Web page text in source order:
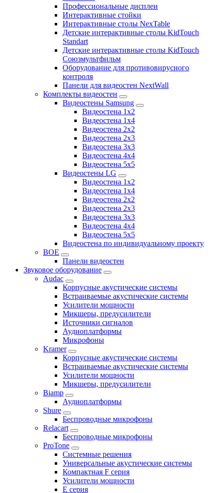
Профессиональные дисплеи
Интерактивные стойки
Интерактивные столы NexTable
Детские интерактивные столы KidTouch
Standart
Детские интерактивные столы KidTouch
Союзмультфильм
Оборудование для противовирусного
контроля
Панели для видеостен NextWall
Комплекты видеостен
Видеостены Samsung
Видеостена 1x2
Видеостена 1x4
Видеостена 2x2
Видеостена 2х3
Видеостена 3x3
Видеостена 4x4
Видеостена 5x5
Видеостены LG
Видеостена 1x2
Видеостена 1x4
Видеостена 2x2
Видеостена 2x3
Видеостена 3x3
Видеостена 4x4
Видеостена 5x5
Видеостена по индивидуальному проекту
BOE
Панели видеостен
Звуковое оборудование
Audac
Корпусные акустические системы
Встраиваемые акустические системы
Усилители мощности
Микшеры, предусилители
Источники сигналов
Аудиоплатформы
Микрофоны
Kramer
Корпусные акустические системы
Встраиваемые акустические системы
Усилители мощности
Микшеры, предусилители
Biamp
Аудиоплатформы
Shure
Беспроводные микрофоны
Relacart
Беспроводные микрофоны
ProTone
Системные решения
Универсальные акустические системы
Компактная F серия
Усилители мощности
E серия